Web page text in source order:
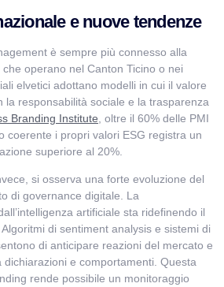
e nuove tendenze
è sempre più connesso alla
operano nel Canton Ticino o nei
elvetici adottano modelli in cui il valore
la responsabilità sociale e la trasparenza
Branding Institute , oltre il 60% delle PMI
coerente i propri valori ESG registra un
superiore al 20%.
si osserva una forte evoluzione del
di governance digitale. La
artificiale sta ridefinendo il
di sentiment analysis e sistemi di
di anticipare reazioni del mercato e
e comportamenti. Questa
rende possibile un monitoraggio